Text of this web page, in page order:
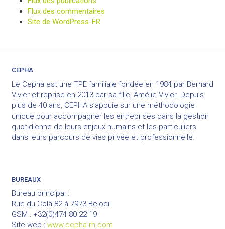
Flux des commentaires
Site de WordPress-FR
CEPHA
Le Cepha est une TPE familiale fondée en 1984 par Bernard
Vivier et reprise en 2013 par sa fille, Amélie Vivier. Depuis
plus de 40 ans, CEPHA s’appuie sur une méthodologie
unique pour accompagner les entreprises dans la gestion
quotidienne de leurs enjeux humains et les particuliers
dans leurs parcours de vies privée et professionnelle.
BUREAUX
Bureau principal :
Rue du Colâ 82 à 7973 Beloeil
GSM : +32(0)474 80 22 19
Site web : www.cepha-rh.com